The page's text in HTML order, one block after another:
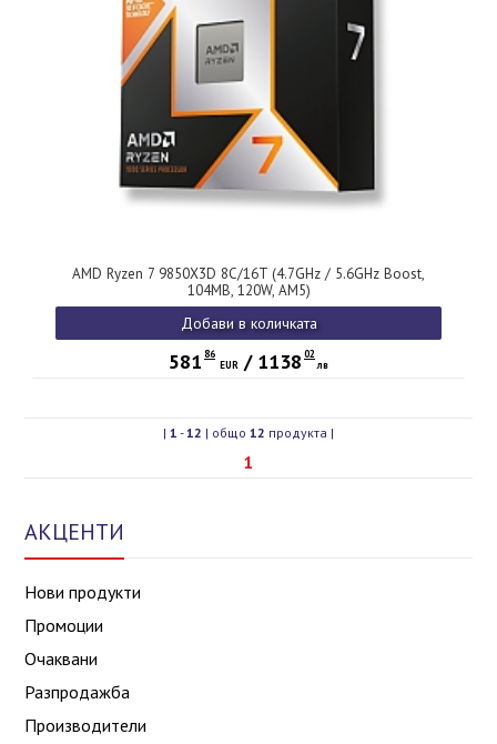
AMD Ryzen 7 9850X3D 8C/16T (4.7GHz / 5.6GHz Boost,
104MB, 120W, AM5)
Добави в количката
581 86
EUR / 1138 02
лв
| 1 -12 | общо 12 продукта |
1
АКЦЕНТИ
Нови продукти
Промоции
Очаквани
Разпродажба
Производители